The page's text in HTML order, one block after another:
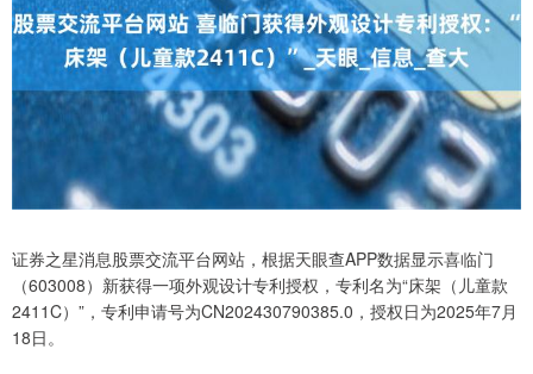
证券之星消息股票交流平台网站，根据天眼查APP数据显示喜临门
（603008）新获得一项外观设计专利授权，专利名为“床架（儿童款
2411C）”，专利申请号为CN202430790385.0，授权日为2025年7月
18日。